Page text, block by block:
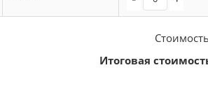
Итоговая